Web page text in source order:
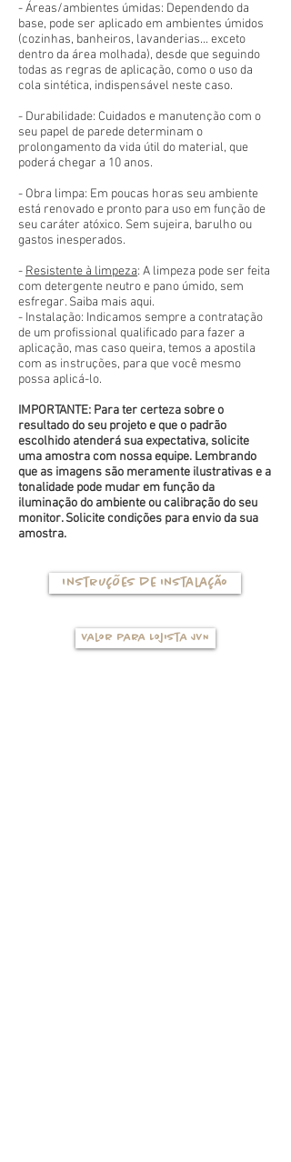
- Áreas/ambientes úmidas: Dependendo da
base, pode ser aplicado em ambientes úmidos
(cozinhas, banheiros, lavanderias... exceto
dentro da área molhada), desde que seguindo
todas as regras de aplicação, como o uso da
cola sintética, indispensável neste caso.
- Durabilidade: Cuidados e manutenção com o
seu papel de parede determinam o
prolongamento da vida útil do material, que
poderá chegar a 10 anos.
- Obra limpa: Em poucas horas seu ambiente
está renovado e pronto para uso em função de
seu caráter atóxico. Sem sujeira, barulho ou
gastos inesperados.
- Resistente à limpeza: A limpeza pode ser feita
com detergente neutro e pano úmido, sem
esfregar. Saiba mais aqui.
- Instalação: Indicamos sempre a contratação
de um profissional qualificado para fazer a
aplicação, mas caso queira, temos a apostila
com as instruções, para que você mesmo
possa aplicá-lo.
IMPORTANTE: Para ter certeza sobre o
resultado do seu projeto e que o padrão
escolhido atenderá sua expectativa, solicite
uma amostra com nossa equipe. Lembrando
que as imagens são meramente ilustrativas e a
tonalidade pode mudar em função da
iluminação do ambiente ou calibração do seu
monitor. Solicite condições para envio da sua
amostra.
Instruções de instalação
Valor para Lojista JVN